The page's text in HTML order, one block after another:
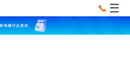
📞 ☰